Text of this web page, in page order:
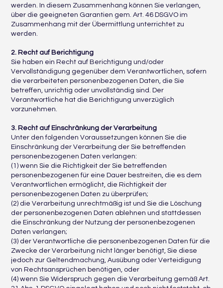
werden. In diesem Zusammenhang können Sie verlangen,
über die geeigneten Garantien gem. Art. 46 DSGVO im
Zusammenhang mit der Übermittlung unterrichtet zu
werden.
2. Recht auf Berichtigung
Sie haben ein Recht auf Berichtigung und/oder
Vervollständigung gegenüber dem Verantwortlichen, sofern
die verarbeiteten personenbezogenen Daten, die Sie
betreffen, unrichtig oder unvollständig sind. Der
Verantwortliche hat die Berichtigung unverzüglich
vorzunehmen.
3. Recht auf Einschränkung der Verarbeitung
Unter den folgenden Voraussetzungen können Sie die
Einschränkung der Verarbeitung der Sie betreffenden
personenbezogenen Daten verlangen:
(1) wenn Sie die Richtigkeit der Sie betreffenden
personenbezogenen für eine Dauer bestreiten, die es dem
Verantwortlichen ermöglicht, die Richtigkeit der
personenbezogenen Daten zu überprüfen;
(2) die Verarbeitung unrechtmäßig ist und Sie die Löschung
der personenbezogenen Daten ablehnen und stattdessen
die Einschränkung der Nutzung der personenbezogenen
Daten verlangen;
(3) der Verantwortliche die personenbezogenen Daten für die
Zwecke der Verarbeitung nicht länger benötigt, Sie diese
jedoch zur Geltendmachung, Ausübung oder Verteidigung
von Rechtsansprüchen benötigen, oder
(4) wenn Sie Widerspruch gegen die Verarbeitung gemäß Art.